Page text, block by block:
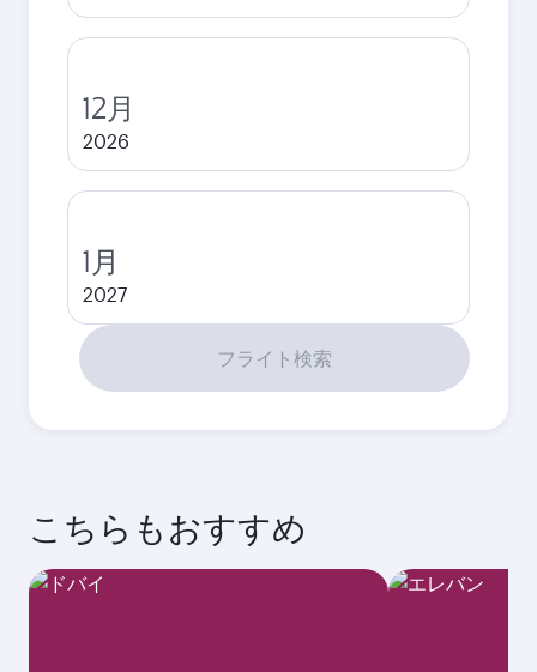
12月
2026
1月
2027
フライト検索
こちらもおすすめ